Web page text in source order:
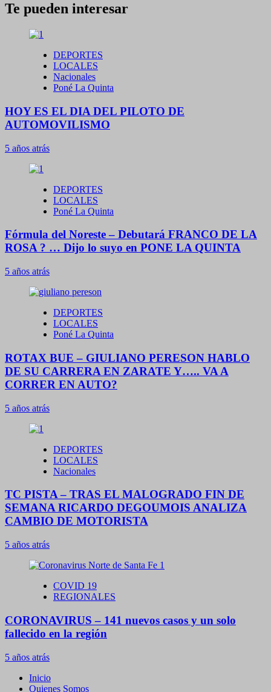
Te pueden interesar
DEPORTES
LOCALES
Nacionales
Poné La Quinta
HOY ES EL DIA DEL PILOTO DE
AUTOMOVILISMO
5 años atrás
DEPORTES
LOCALES
Poné La Quinta
Fórmula del Noreste – Debutará FRANCO DE LA
ROSA ? … Dijo lo suyo en PONE LA QUINTA
5 años atrás
DEPORTES
LOCALES
Poné La Quinta
ROTAX BUE – GIULIANO PERESON HABLO
DE SU CARRERA EN ZARATE Y….. VA A
CORRER EN AUTO?
5 años atrás
DEPORTES
LOCALES
Nacionales
TC PISTA – TRAS EL MALOGRADO FIN DE
SEMANA RICARDO DEGOUMOIS ANALIZA
CAMBIO DE MOTORISTA
5 años atrás
COVID 19
REGIONALES
CORONAVIRUS – 141 nuevos casos y un solo
fallecido en la región
5 años atrás
Inicio
Quienes Somos